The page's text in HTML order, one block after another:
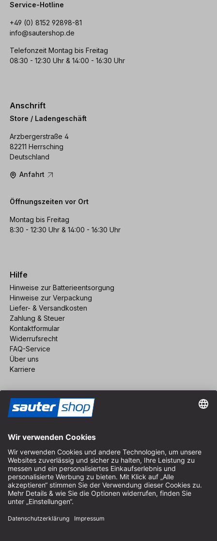
Service-Hotline
+49 (0) 8152 92898-81
info@sautershop.de
Telefonzeit Montag bis Freitag
08:30 - 12:30 Uhr & 14:00 - 16:30 Uhr
Anschrift
Store / Ladengeschäft
Arzbergerstraße 4
82211 Herrsching
Deutschland
Anfahrt
Öffnungszeiten vor Ort
Montag bis Freitag
8:30 - 12:30 Uhr & 14:00 - 16:30 Uhr
Hilfe
Hinweise zur Batterieentsorgung
Hinweise zur Verpackung
Liefer- & Versandkosten
Zahlung & Steuer
Kontaktformular
Widerrufsrecht
FAQ-Service
Über uns
Karriere
Impressum
AGB
Datenschutz
Cookie-Einstellungen
© 2026 sauter GmbH